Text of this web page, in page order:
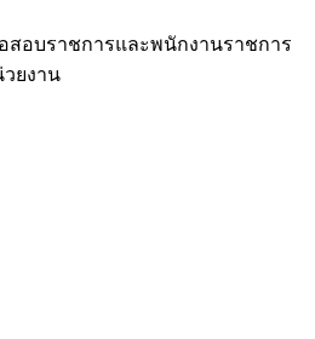
สอบราชการและพนักงานราชการ
ยงาน